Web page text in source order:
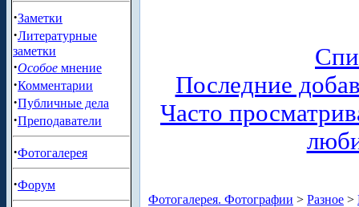
·Заметки
·Литературные
заметки
·Особое мнение
·Комментарии
·Публичные дела
·Преподаватели
·Фотогалерея
·Форум
Последние
Часто
Фотогалерея. Фотографии > Разное >